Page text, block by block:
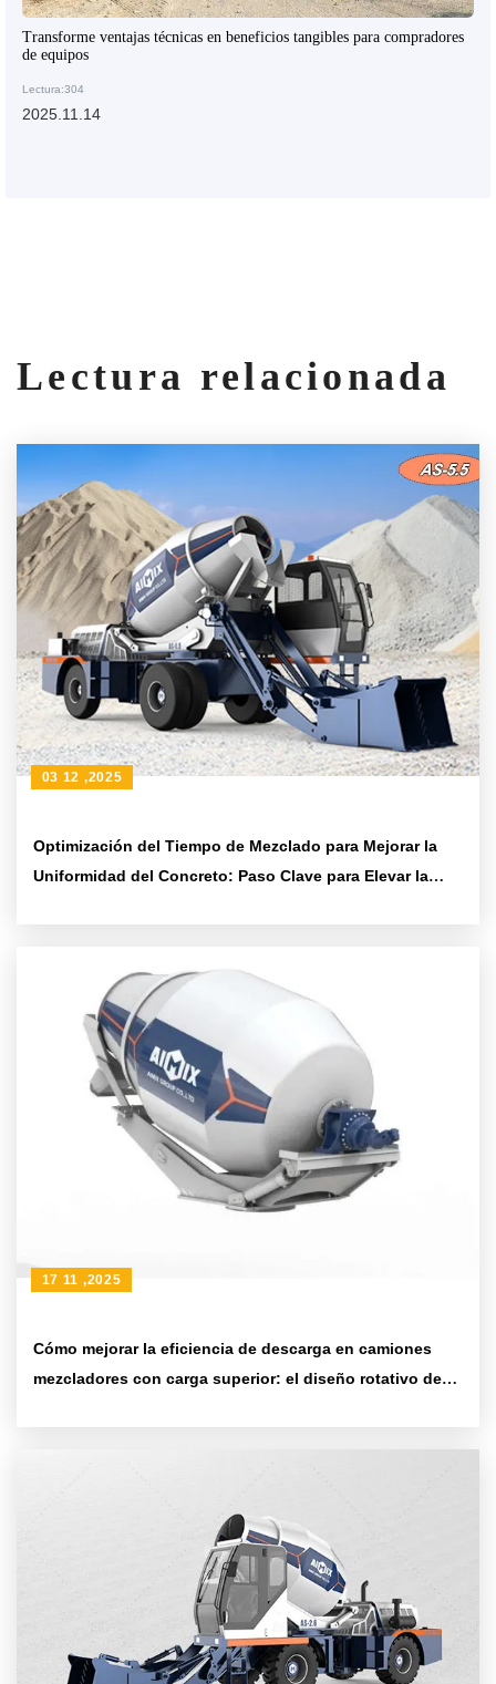
Transforme ventajas técnicas en beneficios tangibles para compradores
de equipos
Lectura:304
2025.11.14
Lectura relacionada
Optimización del Tiempo de Mezclado para Mejorar la
Uniformidad del Concreto: Paso Clave para Elevar la
03 12 ,2025
Cómo mejorar la eficiencia de descarga en camiones
mezcladores con carga superior: el diseño rotativo de
17 11 ,2025